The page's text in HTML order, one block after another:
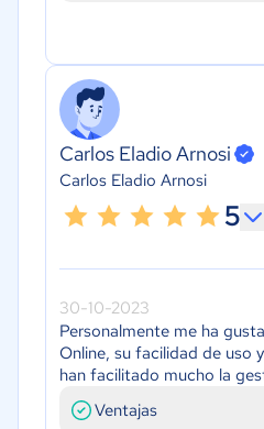
Carlos Eladio Arnosi
Carlos Eladio Arnosi
5
30-10-2023
Personalmente me ha
Online, su facilidad de uso
han facilitado mucho la
Ventajas